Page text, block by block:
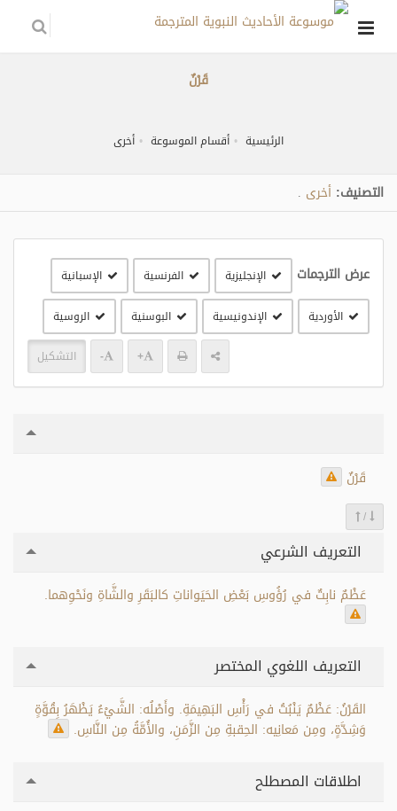
قَرْنٌ
الرئيسية أقسام الموسوعة أخرى
التصنيف: أخرى
عرض الترجمات الإنجليزية الفرنسية الإسبانية
الأوردية الإندونيسية البوسنية الروسية
+
- التشكيل
قَرْنٌ
/
التعريف الشرعي
عَظْمٌ نابِتٌ في رُؤُوسِ بَعْضِ الحَيَواناتِ كالبَقَرِ والشَّاةِ ونَحْوِهما.
التعريف اللغوي المختصر
القَرْنُ: عَظْمٌ يَنْبُتُ في رَأْسِ البَهِيمَةِ. وأَصْلُه: الشَّيْءُ يَظْهَرُ بِقُوَّةٍ
وَشِدَّةٍ، ومِن مَعانِيه: الحِقبةِ مِن الزَّمَنِ، والأُمَّةُ مِن النَّاسِ.
اطلاقات المصطلح